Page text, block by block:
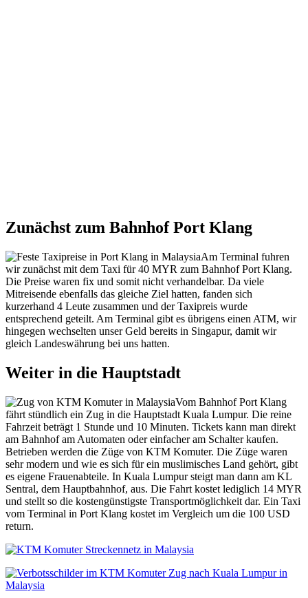
Zunächst zum Bahnhof Port Klang
Am Terminal fuhren
wir zunächst mit dem Taxi für 40 MYR zum Bahnhof Port Klang.
Die Preise waren fix und somit nicht verhandelbar. Da viele
Mitreisende ebenfalls das gleiche Ziel hatten, fanden sich
kurzerhand 4 Leute zusammen und der Taxipreis wurde
entsprechend geteilt. Am Terminal gibt es übrigens einen ATM, wir
hingegen wechselten unser Geld bereits in Singapur, damit wir
gleich Landeswährung bei uns hatten.
Weiter in die Hauptstadt
Vom Bahnhof Port Klang
fährt stündlich ein Zug in die Hauptstadt Kuala Lumpur. Die reine
Fahrzeit beträgt 1 Stunde und 10 Minuten. Tickets kann man direkt
am Bahnhof am Automaten oder einfacher am Schalter kaufen.
Betrieben werden die Züge von KTM Komuter. Die Züge waren
sehr modern und wie es sich für ein muslimisches Land gehört, gibt
es eigene Frauenabteile. In Kuala Lumpur steigt man dann am KL
Sentral, dem Hauptbahnhof, aus. Die Fahrt kostet lediglich 14 MYR
und stellt so die kostengünstigste Transportmöglichkeit dar. Ein Taxi
vom Terminal in Port Klang kostet im Vergleich um die 100 USD
return.